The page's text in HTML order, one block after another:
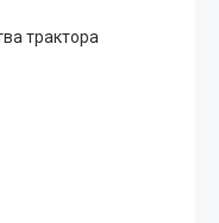
трактора